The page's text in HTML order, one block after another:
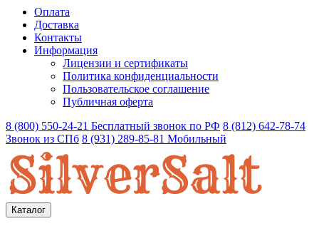
Оплата
Доставка
Контакты
Информация
Лицензии и сертификаты
Политика конфиденциальности
Пользовательское соглашение
Публичная оферта
8 (800) 550-24-21 Бесплатный звонок по РФ 8 (812) 642-78-74
Звонок из СПб 8 (931) 289-85-81 Мобильный
Каталог